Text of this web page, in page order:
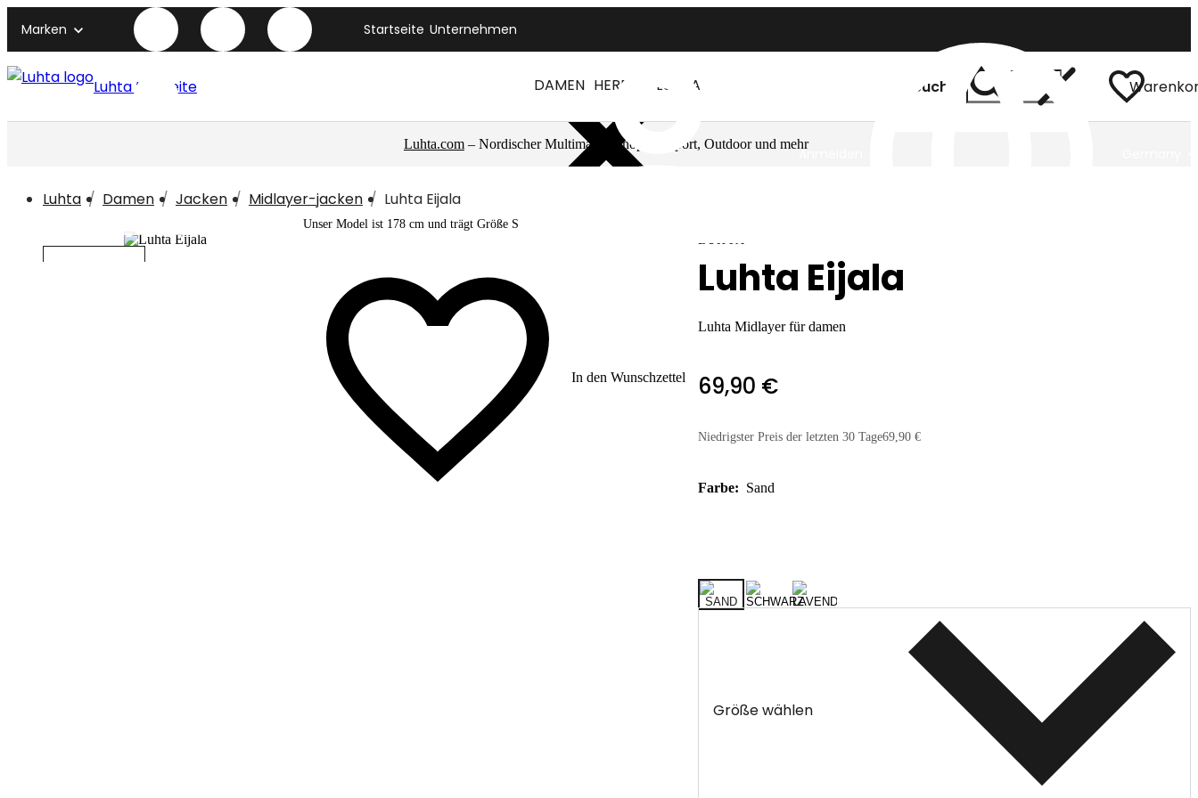
Marken Startseite Unternehmen
Anmelden
Luhta titelseite DAMEN HERREN LUHTA Suchen
Luhta.com – Nordischer Multimarkenshop für Sport, Outdoor und mehr
Luhta Damen Jacken Midlayer-jacken Luhta Eijala
In den Wunschzettel
Unser Model ist 178 cm und trägt Größe S
LUHTA
Luhta Eijala
Luhta Midlayer für damen
69,90 €
Niedrigster Preis der letzten 30 Tage69,90 €
Farbe: Sand
Größe wählen